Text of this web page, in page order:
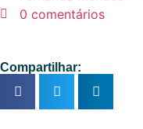
0 comentários
Compartilhar: